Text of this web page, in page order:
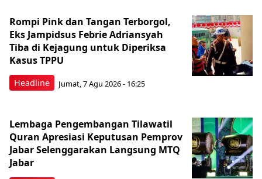
Headline
Rompi Pink dan Tangan Terborgol,
Eks Jampidsus Febrie Adriansyah
Tiba di Kejagung untuk Diperiksa
Kasus TPPU
Jumat, 7 Agu 2026 - 16:25
Lembaga Pengembangan Tilawatil
Quran Apresiasi Keputusan Pemprov
Jabar Selenggarakan Langsung MTQ
Jabar